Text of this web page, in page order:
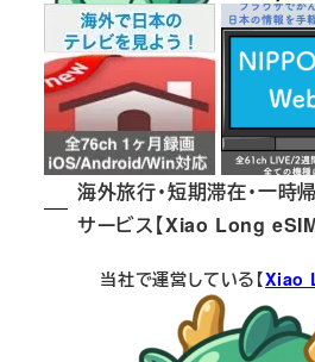
海外旅行・短期滞在・一時
サービス【Xiao Long eSIM
当社で運営している【Xiao